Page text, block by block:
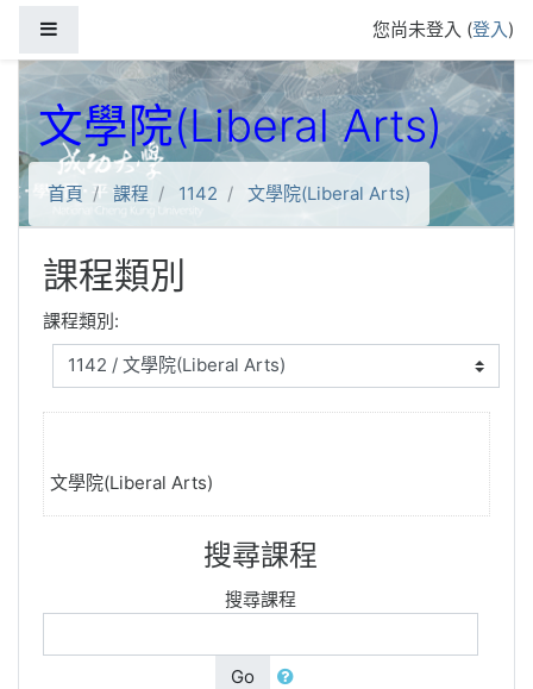
您尚未登入 (登入)
文學院(Liberal Arts)
首頁 課程 1142 文學院(Liberal Arts)
課程類別
課程類別:
文學院(Liberal Arts)
搜尋課程
搜尋課程
Go